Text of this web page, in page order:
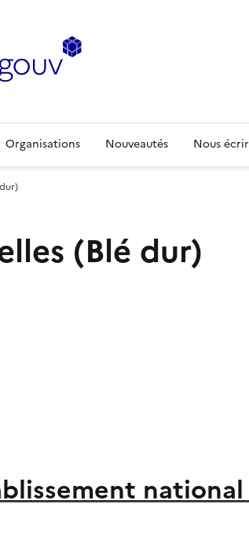
Organisations Nouveautés Nous
(Blé dur)